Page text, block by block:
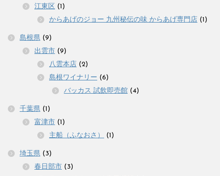
江東区 (1)
からあげのジョー 九州秘伝の味 からあげ専門店 (1)
島根県 (9)
出雲市 (9)
八雲本店 (2)
島根ワイナリー (6)
バッカス 試飲即売館 (4)
千葉県 (1)
富津市 (1)
主船（ふなおさ）
(1)
埼玉県 (3)
春日部市 (3)